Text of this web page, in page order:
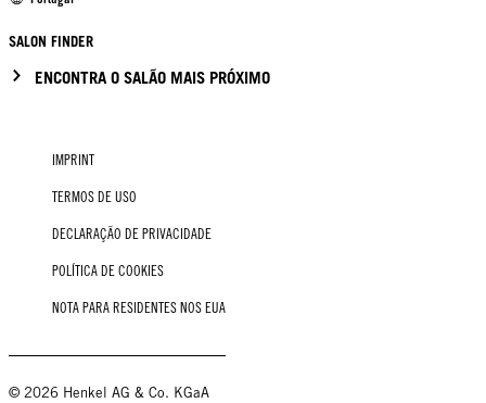
SALON FINDER
ENCONTRA O SALÃO MAIS PRÓXIMO
IMPRINT
TERMOS DE USO
DECLARAÇÃO DE PRIVACIDADE
POLÍTICA DE COOKIES
NOTA PARA RESIDENTES NOS EUA
© 2026 Henkel AG & Co. KGaA